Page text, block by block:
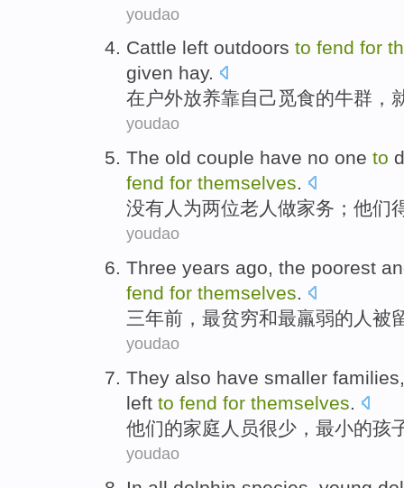
youdao
Cattle left outdoors to fend for
given hay.
在户外放养靠自己觅食的牛群 ，
youdao
The old couple have no one to
fend for themselves.
没有人为两位老人 做家务 ； 他们
youdao
Three years ago, the poorest
fend for themselves.
三年前 ， 最贫穷和最羸弱的 人被
youdao
They also have smaller families
left to fend for themselves.
他们的家庭 人员很少， 最小的孩
youdao